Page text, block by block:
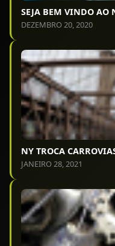
SEJA BEM VINDO AO
DEZEMBRO 20, 2020
NY TROCA
JANEIRO 28, 2021